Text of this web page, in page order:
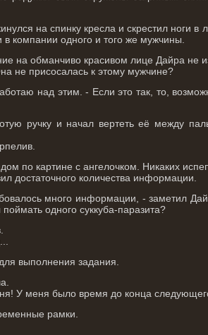
на спинку кресла и скрестил ноги
компании одного и того же мужчины.
на обманчиво красивом лице Дайра не
не присосалась к этому мужчине?
над этим. - Если это так, то,
ручку и начал вертеть её между
по картине с ангелочком. Никаких
достаточного количества информации.
много информации, - заметил
одного суккуба-паразита?
выполнения задания.
У меня было время до конца
рамки.